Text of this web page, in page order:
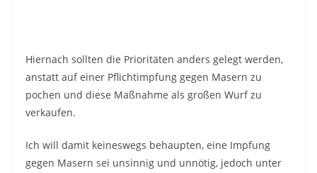
Hiernach sollten die Prioritäten anders gelegt werden,
anstatt auf einer Pflichtimpfung gegen Masern zu
pochen und diese Maßnahme als großen Wurf zu
verkaufen.
Ich will damit keineswegs behaupten, eine Impfung
gegen Masern sei unsinnig und unnötig, jedoch unter